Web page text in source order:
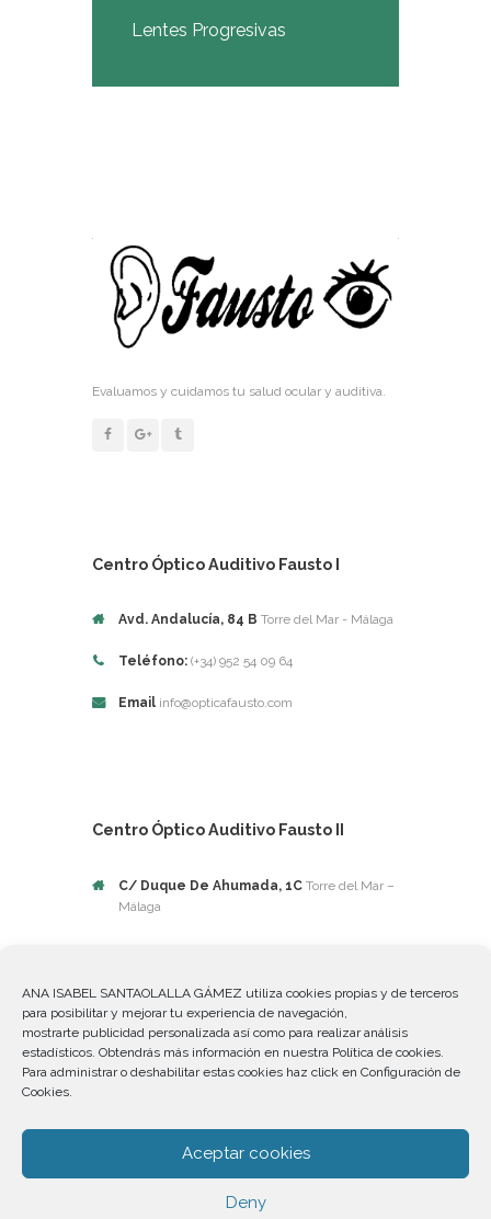
ANA ISABEL SANTAOLALLA GÁMEZ utiliza cookies propias y de terceros
para posibilitar y mejorar tu experiencia de navegación,
mostrarte publicidad personalizada así como para realizar análisis
estadísticos. Obtendrás más información en nuestra Política de cookies.
Para administrar o deshabilitar estas cookies haz click en Configuración de
Cookies.
Aceptar cookies
Deny
Lentes Progresivas
Evaluamos y cuidamos tu salud ocular y auditiva.
Centro Óptico Auditivo Fausto I
Avd. Andalucía, 84 B Torre del Mar - Málaga
Teléfono: (+34) 952 54 09 64
Email info@opticafausto.com
Centro Óptico Auditivo Fausto II
C/ Duque De Ahumada, 1C Torre del Mar –
Málaga